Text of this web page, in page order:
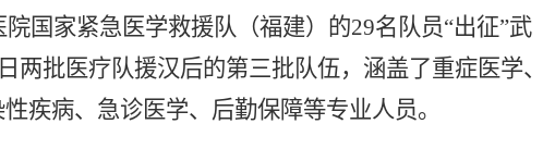
国家紧急医学救援队（福建）的29名队员“出征”武
两批医疗队援汉后的第三批队伍，涵盖了重症医学、
疾病、急诊医学、后勤保障等专业人员。